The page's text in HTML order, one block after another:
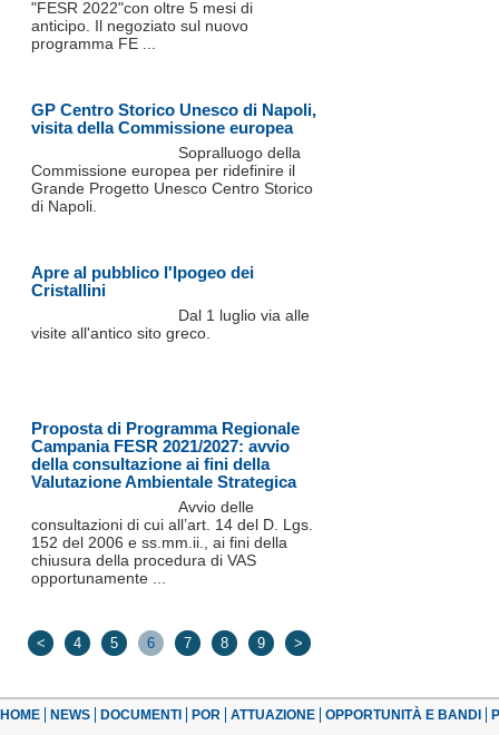
"FESR 2022"con oltre 5 mesi di
anticipo. Il negoziato sul nuovo
programma FE ...
GP Centro Storico Unesco di Napoli,
visita della Commissione europea
Sopralluogo della
Commissione europea per ridefinire il
Grande Progetto Unesco Centro Storico
di Napoli.
Apre al pubblico l'Ipogeo dei
Cristallini
Dal 1 luglio via alle
visite all'antico sito greco.
Proposta di Programma Regionale
Campania FESR 2021/2027: avvio
della consultazione ai fini della
Valutazione Ambientale Strategica
Avvio delle
consultazioni di cui all’art. 14 del D. Lgs.
152 del 2006 e ss.mm.ii., ai fini della
chiusura della procedura di VAS
opportunamente ...
< 4 5 6 7 8 9 >
HOME NEWS DOCUMENTI POR ATTUAZIONE OPPORTUNITÀ E BANDI